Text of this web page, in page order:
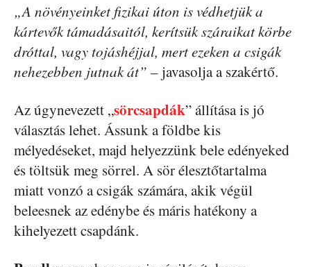
„A növényeinket fizikai úton is védhetjük a
kártevők támadásaitól, kerítsük száraikat körbe
dróttal, vagy tojáshéjjal, mert ezeken a csigák
nehezebben jutnak át” – javasolja a szakértő.
Az úgynevezett „sörcsapdák” állítása is jó
választás lehet. Ássunk a földbe kis
mélyedéseket, majd helyezzünk bele edényeked
és töltsük meg sörrel. A sör élesztőtartalma
miatt vonzó a csigák számára, akik végül
beleesnek az edénybe és máris hatékony a
kihelyezett csapdánk.